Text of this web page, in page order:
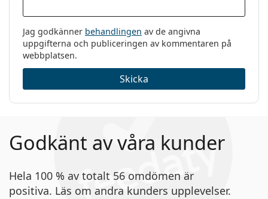
Jag godkänner behandlingen av de angivna
uppgifterna och publiceringen av kommentaren på
webbplatsen.
Skicka
Godkänt av våra kunder
Hela 100 % av totalt 56 omdömen är
positiva. Läs om andra kunders upplevelser.